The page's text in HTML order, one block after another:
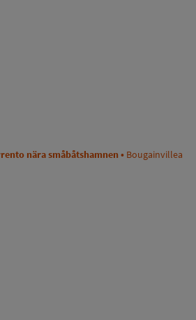
nära småbåtshamnen • Bougainvillea